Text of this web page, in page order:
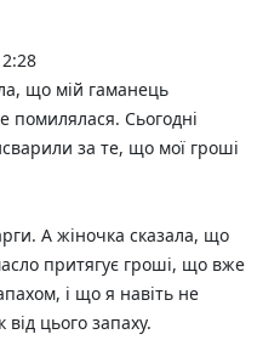
що мій гаманець
помилялася. Сьогодні
за те, що мої гроші
А жіночка сказала, що
притягує гроші, що вже
і що я навіть не
цього запаху.